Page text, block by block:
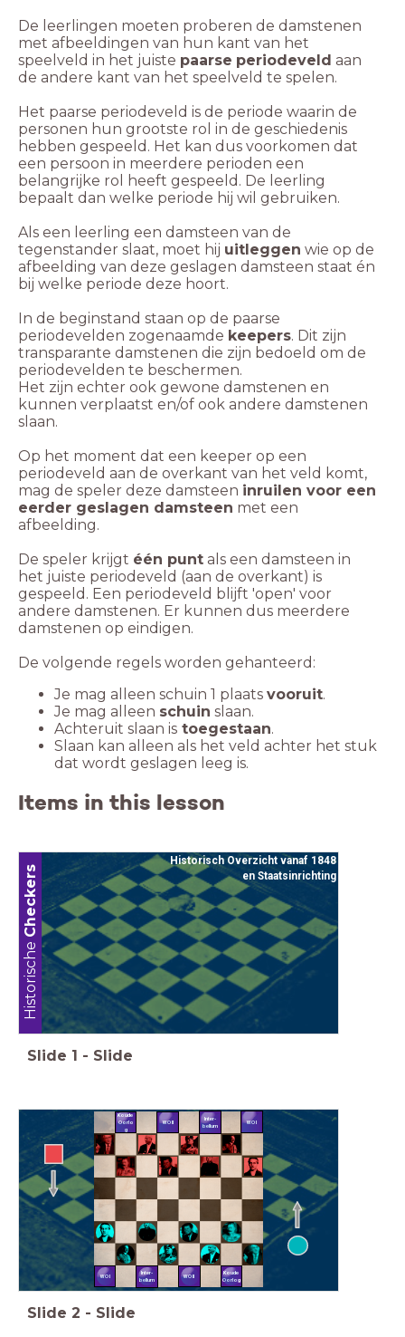
De leerlingen moeten proberen de damstenen
met afbeeldingen van hun kant van het
speelveld in het juiste paarse periodeveld aan
de andere kant van het speelveld te spelen.
Het paarse periodeveld is de periode waarin de
personen hun grootste rol in de geschiedenis
hebben gespeeld. Het kan dus voorkomen dat
een persoon in meerdere perioden een
belangrijke rol heeft gespeeld. De leerling
bepaalt dan welke periode hij wil gebruiken.
Als een leerling een damsteen van de
tegenstander slaat, moet hij uitleggen wie op de
afbeelding van deze geslagen damsteen staat én
bij welke periode deze hoort.
In de beginstand staan op de paarse
periodevelden zogenaamde keepers. Dit zijn
transparante damstenen die zijn bedoeld om de
periodevelden te beschermen.
Het zijn echter ook gewone damstenen en
kunnen verplaatst en/of ook andere damstenen
slaan.
Op het moment dat een keeper op een
periodeveld aan de overkant van het veld komt,
mag de speler deze damsteen inruilen voor een
eerder geslagen damsteen met een
afbeelding.
De speler krijgt één punt als een damsteen in
het juiste periodeveld (aan de overkant) is
gespeeld. Een periodeveld blijft 'open' voor
andere damstenen. Er kunnen dus meerdere
damstenen op eindigen.
De volgende regels worden gehanteerd:
Je mag alleen schuin 1 plaats vooruit.
Je mag alleen schuin slaan.
Achteruit slaan is toegestaan.
Slaan kan alleen als het veld achter het stuk
dat wordt geslagen leeg is.
Items in this lesson
Historische
Checkers
Historisch Overzicht vanaf 1848
en Staatsinrichting
Slide 1 - Slide
Koude
Oorlog
WO I
WO I
Koude
Oorlo
g
Inter-
bellum
WO II
WO II
Inter-
bellum
Slide 2 - Slide